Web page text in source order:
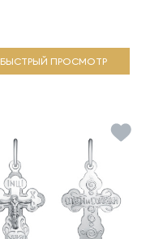
БЫСТРЫЙ ПРОСМОТР